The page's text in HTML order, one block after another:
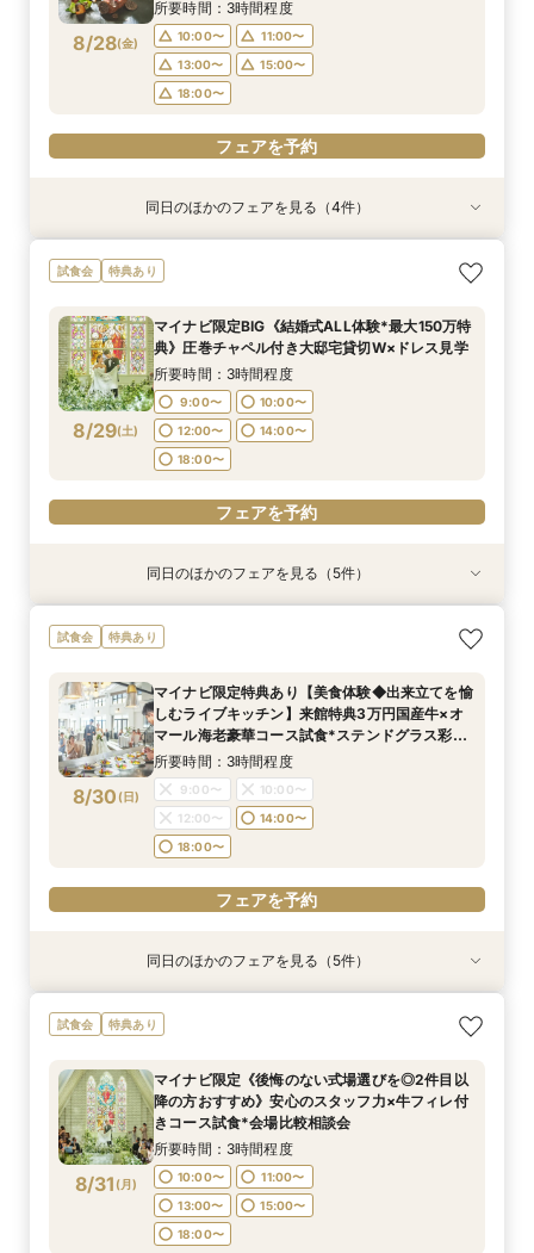
13:00〜
15:00〜
18:00〜
フェアを予約
13:00〜
15:00〜
18:00〜
フェアを予約
13:00〜
15:00〜
18:00〜
フェアを予約
18:00〜
フェアを予約
8/28(金)
所要時間：3時間程度
10:00〜
11:00〜
13:00〜
15:00〜
18:00〜
フェアを予約
特典あり
8/28(金)
【少人数検討の方】10名54万円プラン×コース試
食×貸切見学
10:00〜
11:00〜
13:00〜
15:00〜
18:00〜
フェアを予約
特典あり
8/28(金)
《何も決まってなくてOK！1組貸切W体験》１件
目来館特典◆衣装30万円分優待【来館特典】総
所要時間：3時間程度
13:00〜
15:00〜
18:00〜
フェアを予約
特典あり
8/28(金)
マイナビ限定《後悔のない式場選びを◎2件目以
降の方おすすめ》安心のスタッフ力×牛フィレ付
所要時間：3時間程度
13:00〜
15:00〜
18:00〜
フェアを予約
8/28(金)
【90分クイック】短時間で貸切り会場見学＆お
悩み解決相談会
10:00〜
11:00〜
13:00〜
15:00〜
18:00〜
フェアを予約
同日のほかのフェアを見る（4件）
試食会 特典あり
8/29(土)
マイナビ限定BIG《結婚式ALL体験*最大150万特
典》圧巻チャペル付き大邸宅貸切W×ドレス見学
所要時間：3時間程度
9:00〜
10:00〜
12:00〜
14:00〜
18:00〜
フェアを予約
特典あり
8/29(土)
マイナビ限定特典あり【美食体験◆出来立てを愉
しむライブキッチン】来館特典3万円国産牛×オ
チャペル×本格模擬挙式
所要時間：3時間程度
9:00〜
10:00〜
12:00〜
14:00〜
18:00〜
フェアを予約
特典あり
8/29(土)
マイナビ限定《後悔のない式場選びを◎2件目以
降の方おすすめ》安心のスタッフ力×牛フィレ付
所要時間：3時間程度
9:00〜
10:00〜
12:00〜
14:00〜
18:00〜
フェアを予約
特典あり
8/29(土)
《何も決まってなくてOK！1組貸切W体験》１件
目来館特典◆衣装30万円分優待【来館特典】総
所要時間：3時間程度
9:00〜
10:00〜
12:00〜
14:00〜
18:00〜
フェアを予約
8/29(土)
【90分クイック】短時間で貸切り会場見学＆お
悩み解決相談会
10:00〜
12:00〜
14:00〜
18:00〜
フェアを予約
特典あり
8/29(土)
【少人数検討の方】10名54万円プラン×コース試
食×貸切見学
9:00〜
10:00〜
12:00〜
14:00〜
18:00〜
フェアを予約
同日のほかのフェアを見る（5件）
試食会 特典あり
8/30 (日)
マイナビ限定特典あり【美食体験◆出来立てを愉
しむライブキッチン】来館特典3万円国産牛×オ
マール海老豪華コース試食*ステンドグラス彩る
チャペル×本格模擬挙式
所要時間：3時間程度
9:00〜
10:00〜
12:00〜
14:00〜
18:00〜
フェアを予約
特典あり
8/30(日)
マイナビ限定《後悔のない式場選びを◎2件目以
降の方おすすめ》安心のスタッフ力×牛フィレ付
所要時間：3時間程度
9:00〜
10:00〜
12:00〜
14:00〜
18:00〜
フェアを予約
特典あり
8/30(日)
《何も決まってなくてOK！1組貸切W体験》１件
目来館特典◆衣装30万円分優待【来館特典】総
所要時間：3時間程度
9:00〜
10:00〜
12:00〜
14:00〜
18:00〜
フェアを予約
8/30(日)
【90分クイック】短時間で貸切り会場見学＆お
悩み解決相談会
10:00〜
12:00〜
14:00〜
18:00〜
フェアを予約
特典あり
8/30(日)
【少人数検討の方】10名54万円プラン×コース試
食×貸切見学
9:00〜
10:00〜
12:00〜
14:00〜
18:00〜
フェアを予約
特典あり
8/30(日)
マイナビ限定BIG《結婚式ALL体験*最大150万特
典》圧巻チャペル付き大邸宅貸切W×ドレス見学
9:00〜
10:00〜
12:00〜
14:00〜
18:00〜
フェアを予約
同日のほかのフェアを見る（5件）
試食会 特典あり
8/31 (月)
マイナビ限定《後悔のない式場選びを◎2件目以
降の方おすすめ》安心のスタッフ力×牛フィレ付
きコース試食*会場比較相談会
所要時間：3時間程度
10:00〜
11:00〜
13:00〜
15:00〜
18:00〜